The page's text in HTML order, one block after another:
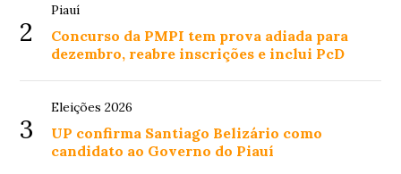
2
Piauí
Concurso da PMPI tem prova adiada para
dezembro, reabre inscrições e inclui PcD
3
Eleições 2026
UP confirma Santiago Belizário como
candidato ao Governo do Piauí